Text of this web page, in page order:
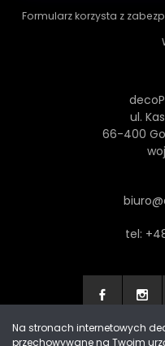
Formularz korzysta z
ul.
66-400
tel:
Na stronach internetowych
przechowywane na Twoim